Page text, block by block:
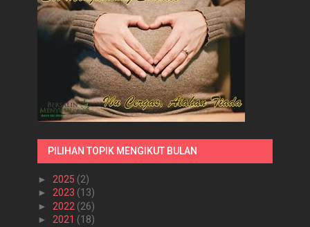
PILIHAN TOPIK MENGIKUT BULAN
► 2025 (2)
► 2023 (13)
► 2022 (26)
► 2021 (18)